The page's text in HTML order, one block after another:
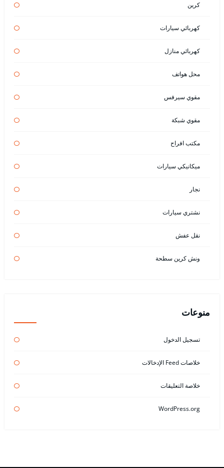
كرين
كهربائي سيارات
كهربائي منازل
محل هواتف
مقوي سيرفس
مقوي شبكة
مكتب افراح
ميكانيكي سيارات
نجار
نشتري سيارات
نقل عفش
ونش كرين سطحة
منوعات
تسجيل الدخول
خلاصات Feed الإدخالات
خلاصة التعليقات
WordPress.org